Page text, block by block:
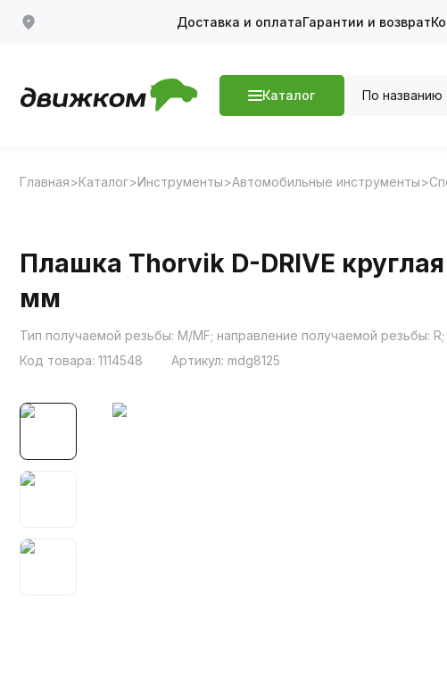
Доставка и оплатаГарантии и возврат
Каталог По названию
Главная Каталог Инструменты Автомобильные инструменты
Плашка Thorvik D-DRIVE
мм
Тип получаемой резьбы: M/MF; направление получаемой резьбы:
Код товара: 1114548 Артикул: mdg8125